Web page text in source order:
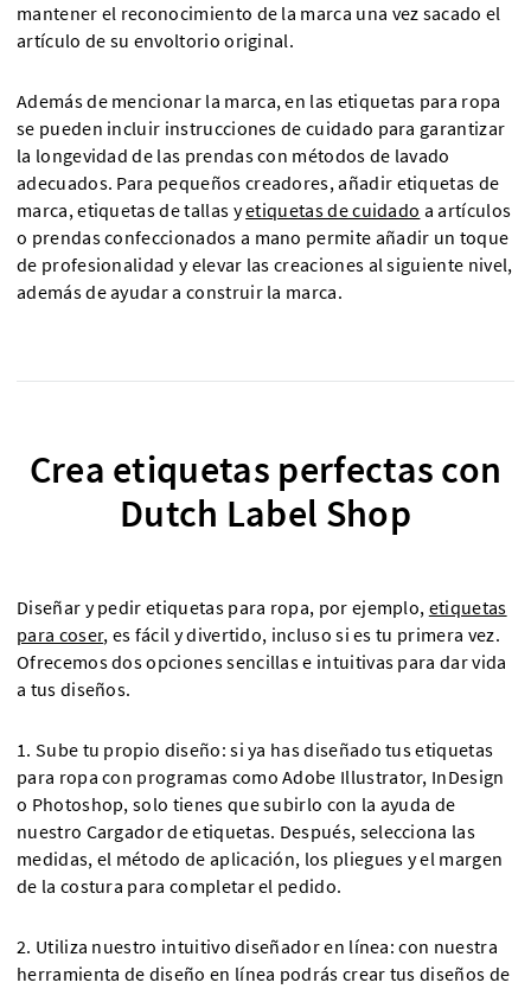
mantener el reconocimiento de la marca una vez sacado el
artículo de su envoltorio original.
Además de mencionar la marca, en las etiquetas para ropa
se pueden incluir instrucciones de cuidado para garantizar
la longevidad de las prendas con métodos de lavado
adecuados. Para pequeños creadores, añadir etiquetas de
marca, etiquetas de tallas yetiquetas de cuidado a artículos
o prendas confeccionados a mano permite añadir un toque
de profesionalidad y elevar las creaciones al siguiente nivel,
además de ayudar a construir la marca.
Crea etiquetas perfectas con
Dutch Label Shop
Diseñar y pedir etiquetas para ropa, por ejemplo, etiquetas
para coser, es fácil y divertido, incluso si es tu primera vez.
Ofrecemos dos opciones sencillas e intuitivas para dar vida
a tus diseños.
1. Sube tu propio diseño: si ya has diseñado tus etiquetas
para ropa con programas como Adobe Illustrator, InDesign
o Photoshop, solo tienes que subirlo con la ayuda de
nuestro Cargador de etiquetas. Después, selecciona las
medidas, el método de aplicación, los pliegues y el margen
de la costura para completar el pedido.
2. Utiliza nuestro intuitivo diseñador en línea: con nuestra
herramienta de diseño en línea podrás crear tus diseños de